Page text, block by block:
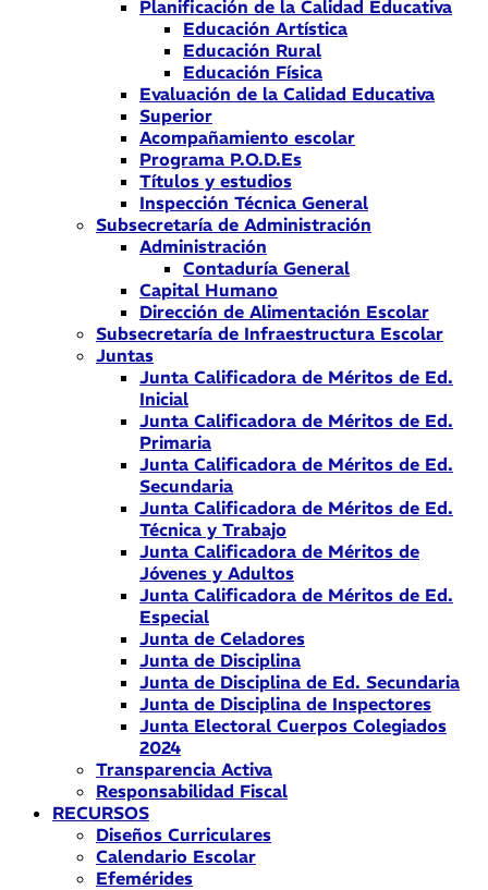
Planificación de la Calidad Educativa
Educación Artística
Educación Rural
Educación Física
Evaluación de la Calidad Educativa
Superior
Acompañamiento escolar
Programa P.O.D.Es
Títulos y estudios
Inspección Técnica General
Subsecretaría de Administración
Administración
Contaduría General
Capital Humano
Dirección de Alimentación Escolar
Subsecretaría de Infraestructura Escolar
Juntas
Junta Calificadora de Méritos de Ed.
Inicial
Junta Calificadora de Méritos de Ed.
Primaria
Junta Calificadora de Méritos de Ed.
Secundaria
Junta Calificadora de Méritos de Ed.
Técnica y Trabajo
Junta Calificadora de Méritos de
Jóvenes y Adultos
Junta Calificadora de Méritos de Ed.
Especial
Junta de Celadores
Junta de Disciplina
Junta de Disciplina de Ed. Secundaria
Junta de Disciplina de Inspectores
Junta Electoral Cuerpos Colegiados
2024
Transparencia Activa
Responsabilidad Fiscal
RECURSOS
Diseños Curriculares
Calendario Escolar
Efemérides